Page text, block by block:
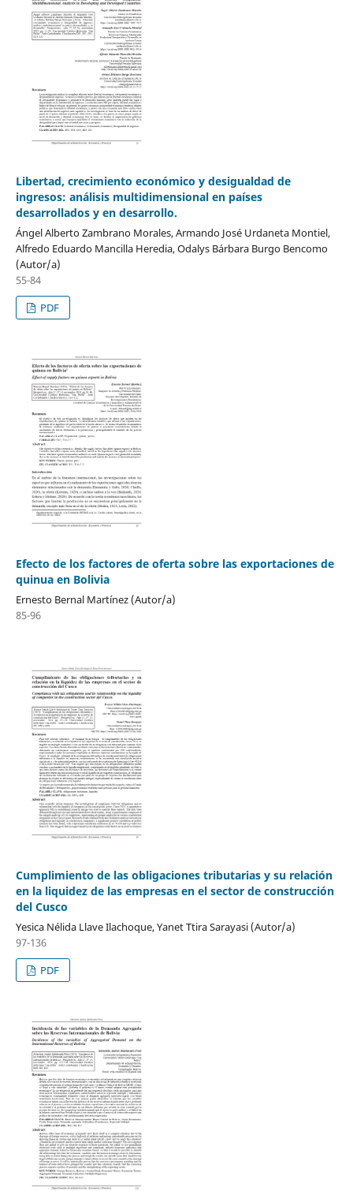
Libertad, crecimiento económico y desigualdad de
ingresos: análisis multidimensional en países
desarrollados y en desarrollo.
Ángel Alberto Zambrano Morales, Armando José Urdaneta Montiel,
Alfredo Eduardo Mancilla Heredia, Odalys Bárbara Burgo Bencomo
(Autor/a)
55-84
PDF
Efecto de los factores de oferta sobre las exportaciones de
quinua en Bolivia
Ernesto Bernal Martínez (Autor/a)
85-96
Cumplimiento de las obligaciones tributarias y su relación
en la liquidez de las empresas en el sector de construcción
del Cusco
Yesica Nélida Llave Ilachoque, Yanet Ttira Sarayasi (Autor/a)
97-136
PDF